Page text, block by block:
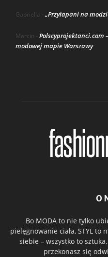
Gabriella - „Przyłapani na
Marcin - Polscyprojektanci.com
modowej mapie Warszawy
O
Bo MODA to nie tylko
pielęgnowanie ciała, STYL
siebie – wszystko to
przekonasz się